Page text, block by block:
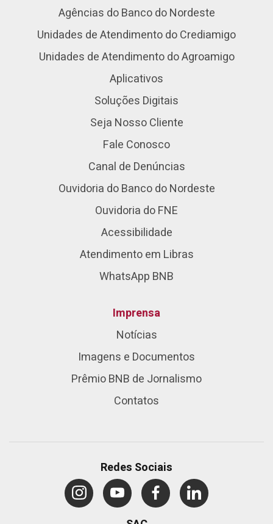
Agências do Banco do Nordeste
Unidades de Atendimento do Crediamigo
Unidades de Atendimento do Agroamigo
Aplicativos
Soluções Digitais
Seja Nosso Cliente
Fale Conosco
Canal de Denúncias
Ouvidoria do Banco do Nordeste
Ouvidoria do FNE
Acessibilidade
Atendimento em Libras
WhatsApp BNB
Imprensa
Notícias
Imagens e Documentos
Prêmio BNB de Jornalismo
Contatos
Redes Sociais